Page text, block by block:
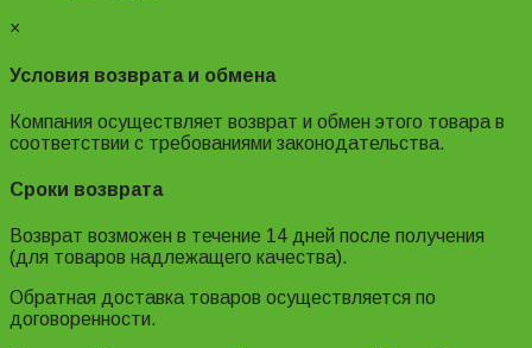
×
Условия возврата и обмена
Компания осуществляет возврат и обмен этого товара в
соответствии с требованиями законодательства.
Сроки возврата
Возврат возможен в течение 14 дней после получения
(для товаров надлежащего качества).
Обратная доставка товаров осуществляется по
договоренности.